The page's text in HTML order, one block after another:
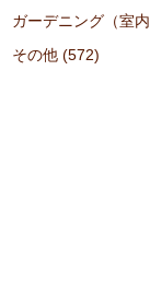
ガーデニング（室
その他 (572)